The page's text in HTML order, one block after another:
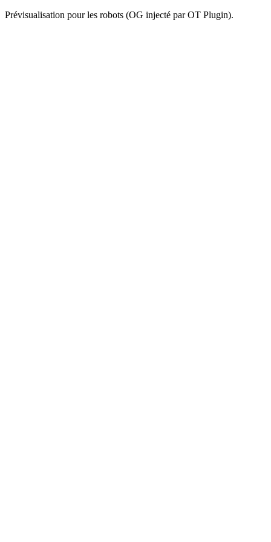
Prévisualisation pour les robots (OG injecté par OT Plugin).